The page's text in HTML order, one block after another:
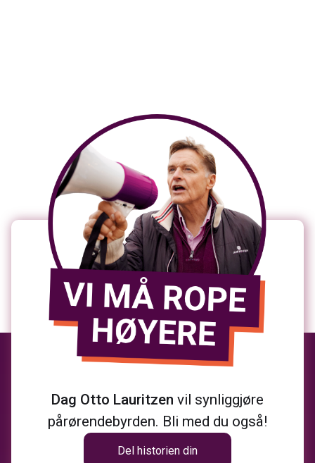
Dag Otto Lauritzen vil synliggjøre
pårørendebyrden. Bli med du også!
Del historien din